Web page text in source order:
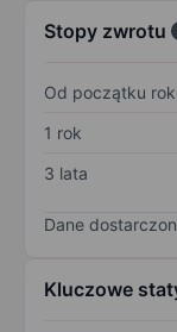
Stopy zwrotu
Od początku
1 rok
3 lata
Dane
Kluczowe